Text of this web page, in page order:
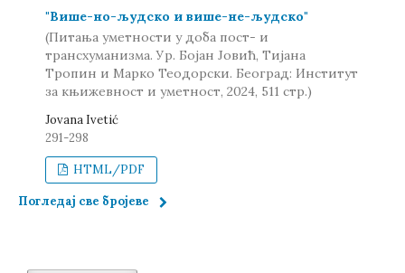
"Више-но-људско и више-не-људско"
(Питања уметности у доба пост- и
трансхуманизма. Ур. Бојан Јовић, Тијана
Тропин и Марко Теодорски. Београд: Институт
за књижевност и уметност, 2024, 511 стр.)
Jovana Ivetić
291-298
HTML/PDF
Погледај све бројеве